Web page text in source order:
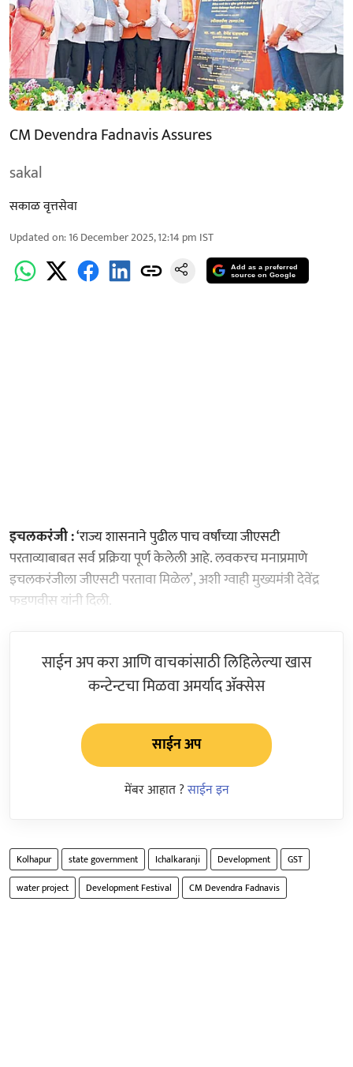
CM Devendra Fadnavis Assures
sakal
सकाळ वृत्तसेवा
Updated on:16 December 2025, 12:14 pm IST
Add as a preferred
source on Google
इचलकरंजी :‘राज्य शासनाने पुढील पाच वर्षांच्या जीएसटी
परताव्याबाबत सर्व प्रक्रिया पूर्ण केलेली आहे. लवकरच मनाप्रमाणे
इचलकरंजीला जीएसटी परतावा मिळेल’, अशी ग्वाही मुख्यमंत्री देवेंद्र
फडणवीस यांनी दिली.
साईन अप करा आणि वाचकांसाठी लिहिलेल्या खास
कन्टेन्टचा मिळवा अमर्याद ॲक्सेस
साईन अप
मेंबर आहात ?साईन इन
Kolhapur state government Ichalkaranji Development
GST
water project
Development Festival CM Devendra Fadnavis